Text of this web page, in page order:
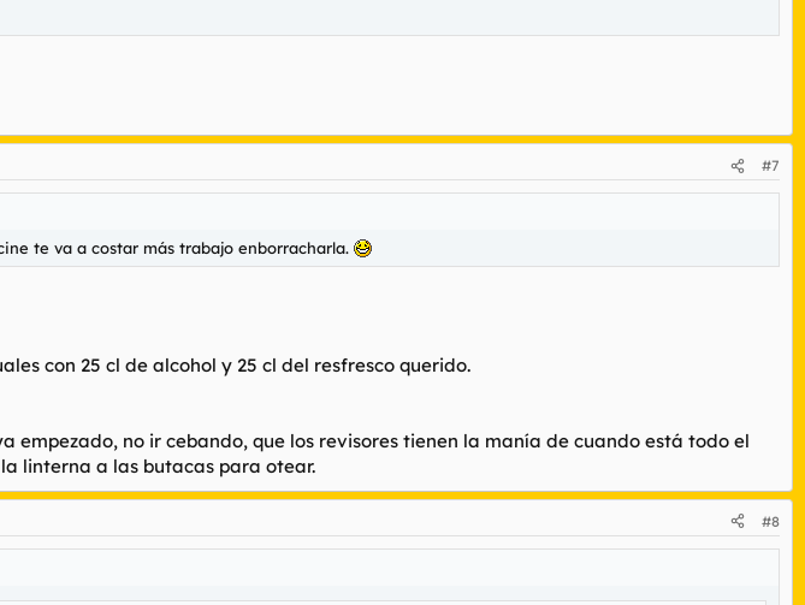
#7
te va a costar más trabajo enborracharla.
con 25 cl de alcohol y 25 cl del resfresco querido.
empezado, no ir cebando, que los revisores tienen la manía de cuando está todo el
linterna a las butacas para otear.
#8